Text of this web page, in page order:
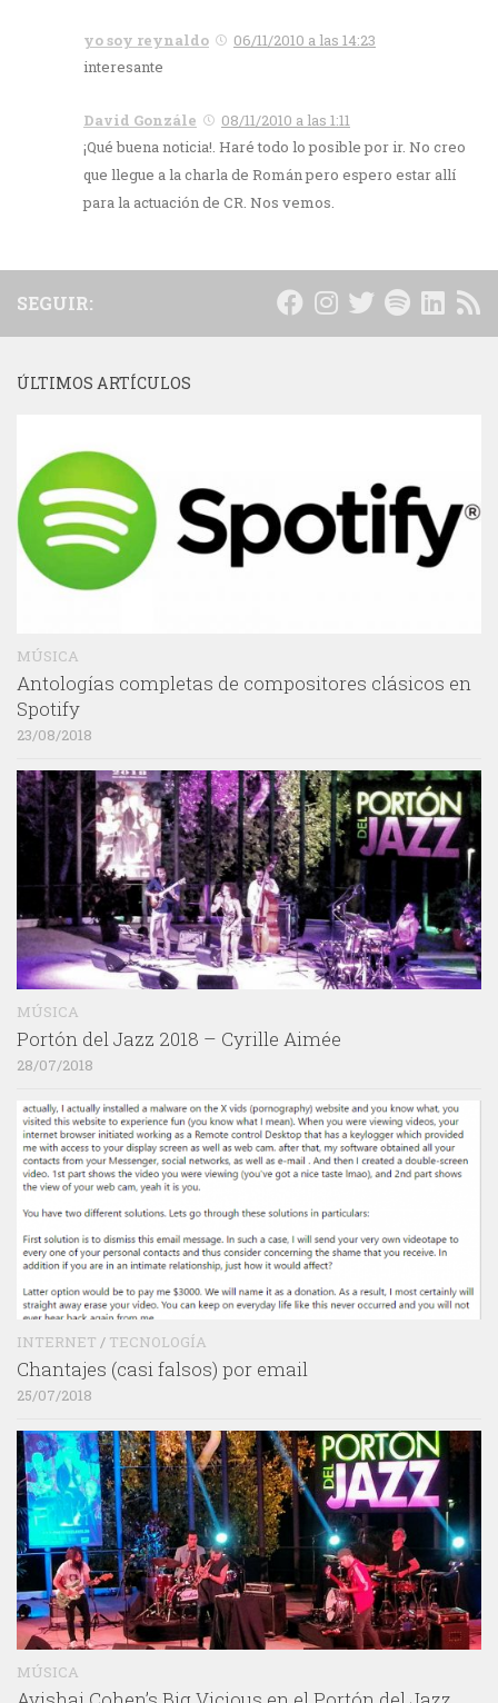
yo soy reynaldo
06/11/2010 a las 14:23
interesante
David Gonzále
08/11/2010 a las 1:11
¡Qué buena noticia!. Haré todo lo posible por ir. No creo
que llegue a la charla de Román pero espero estar allí
para la actuación de CR. Nos vemos.
SEGUIR:
ÚLTIMOS ARTÍCULOS
MÚSICA
Antologías completas de compositores clásicos en
Spotify
23/08/2018
MÚSICA
Portón del Jazz 2018 – Cyrille Aimée
28/07/2018
INTERNET / TECNOLOGÍA
Chantajes (casi falsos) por email
25/07/2018
MÚSICA